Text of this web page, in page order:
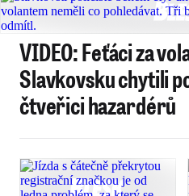
VIDEO: Feťáci za
Slavkovsku chytili
čtveřici hazardérů